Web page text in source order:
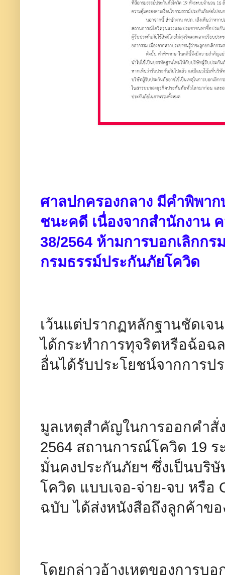
ศาลปกครองกลาง มีคำพิพา
ชนะคดี เนื่องจากสำนักงาน
38/2564 ห้ามการบอกเลิกก
กรมธรรม์ประกันภัยโควิด
เว้นแต่ปรากฏหลักฐานชัดเจ
ได้กระทำการทุจริตหรือฉ้อฉ
อื่นได้รับประโยชน์จากการป
มูลเหตุสำคัญในการออกคำสั่
2564 สถานการณ์โควิด 19
มั่นคงประกันภัยฯ ซึ่งเป็นบริ
โควิด แบบเจอ-จ่าย-จบ หรือ
ฉบับ ได้ส่งหนังสือถึงลูกค้าข
โดยกล่าวอ้างเหตุของการบ